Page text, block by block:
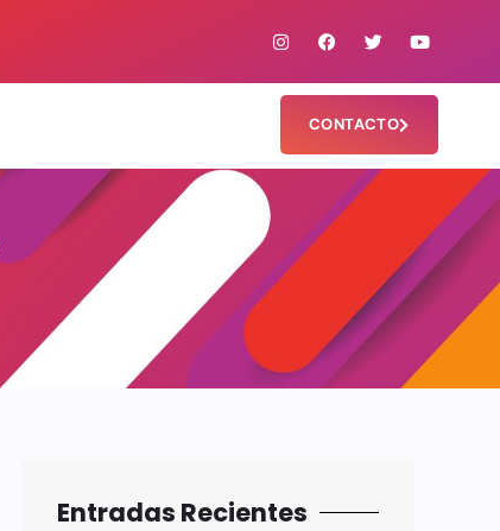
CONTACTO
Entradas Recientes